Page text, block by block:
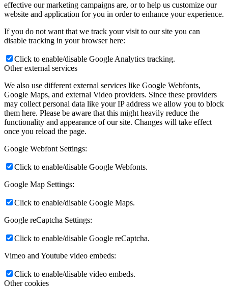
effective our marketing campaigns are, or to help us customize our
website and application for you in order to enhance your experience.
If you do not want that we track your visit to our site you can
disable tracking in your browser here:
Click to enable/disable Google Analytics tracking.
Other external services
We also use different external services like Google Webfonts,
Google Maps, and external Video providers. Since these providers
may collect personal data like your IP address we allow you to block
them here. Please be aware that this might heavily reduce the
functionality and appearance of our site. Changes will take effect
once you reload the page.
Google Webfont Settings:
Click to enable/disable Google Webfonts.
Google Map Settings:
Click to enable/disable Google Maps.
Google reCaptcha Settings:
Click to enable/disable Google reCaptcha.
Vimeo and Youtube video embeds:
Click to enable/disable video embeds.
Other cookies